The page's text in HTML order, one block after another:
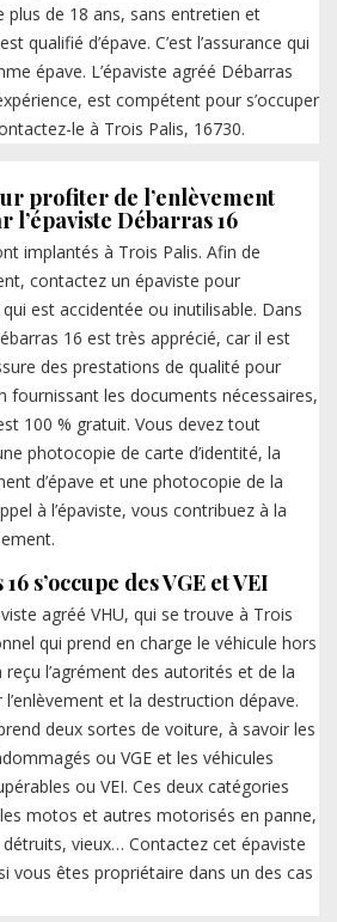
de 18 ans, sans entretien et
qualifié d’épave. C’est l’assurance qui
épave. L’épaviste agréé Débarras
est compétent pour s’occuper
le à Trois Palis, 16730.
profiter de l’enlèvement
l’épaviste Débarras 16
implantés à Trois Palis. Afin de
contactez un épaviste pour
est accidentée ou inutilisable. Dans
16 est très apprécié, car il est
des prestations de qualité pour
fournissant les documents nécessaires,
100 % gratuit. Vous devez tout
photocopie de carte d’identité, la
d’épave et une photocopie de la
à l’épaviste, vous contribuez à la
s’occupe des VGE et VEI
agréé VHU, qui se trouve à Trois
qui prend en charge le véhicule hors
reçu l’agrément des autorités et de la
et la destruction dépave.
deux sortes de voiture, à savoir les
ou VGE et les véhicules
ou VEI. Ces deux catégories
motos et autres motorisés en panne,
vieux… Contactez cet épaviste
vous êtes propriétaire dans un des cas